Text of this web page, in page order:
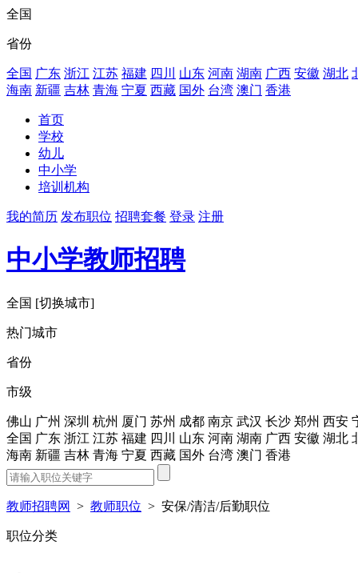
全国
省份
全国 广东 浙江 江苏 福建 四川 山东 河南 湖南 广西 安徽 湖北
海南 新疆 吉林 青海 宁夏 西藏 国外 台湾 澳门 香港
首页
学校
幼儿
中小学
培训机构
我的简历 发布职位 招聘套餐 登录 注册
中小学教师招聘
全国 [切换城市]
热门城市
省份
市级
佛山 广州 深圳 杭州 厦门 苏州 成都 南京 武汉 长沙 郑州 西安
全国 广东 浙江 江苏 福建 四川 山东 河南 湖南 广西 安徽 湖北
海南 新疆 吉林 青海 宁夏 西藏 国外 台湾 澳门 香港
教师招聘网 > 教师职位 > 安保/清洁/后勤职位
职位分类